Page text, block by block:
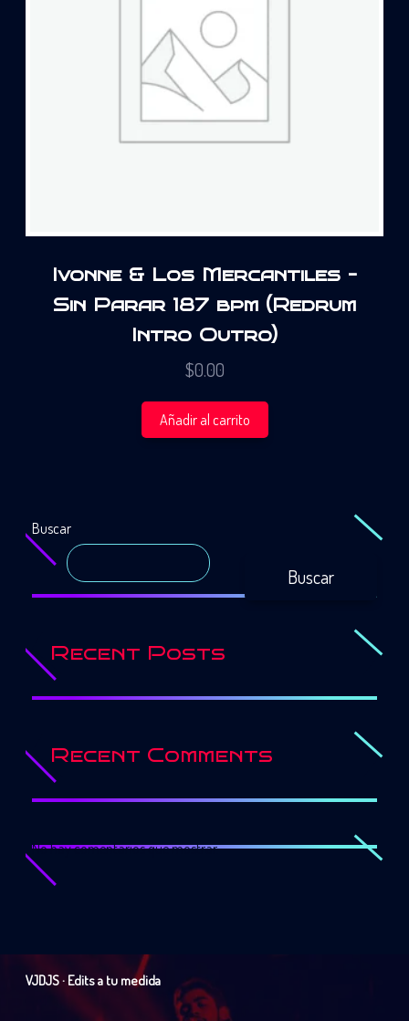
Ivonne & Los Mercantiles –
Sin Parar 187 bpm (Redrum
Intro Outro)
$0.00
Añadir al carrito
Buscar
Buscar
Recent Posts
Recent Comments
No hay comentarios que mostrar.
VJDJS · Edits a tu medida